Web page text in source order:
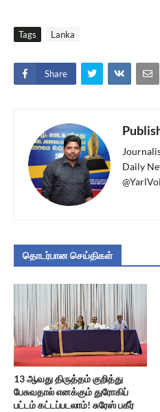
Tags Lanka
Share
Daily
தொடர்பான செய்திகள்
13 ஆவது திருத்தம் குறித்து
பேசுவதால் எனக்கும் துரோகிப்
பட்டம் கட்டப்படலாம்! சுரேஸ் பகீர்